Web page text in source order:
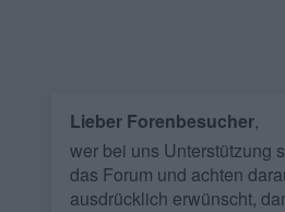
Lieber Forenbesucher,
wer bei uns Unterstützung
das Forum und achten
ausdrücklich erwünscht,